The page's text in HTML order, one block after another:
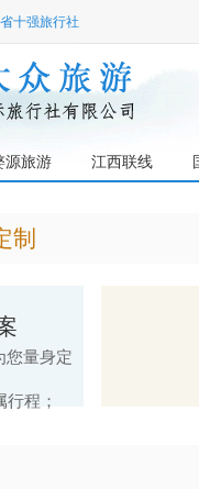
十强旅行社
源旅游 江西联线
制
您量身定
程；